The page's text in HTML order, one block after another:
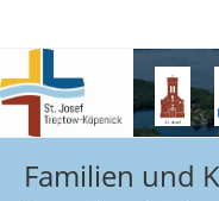
Familien und